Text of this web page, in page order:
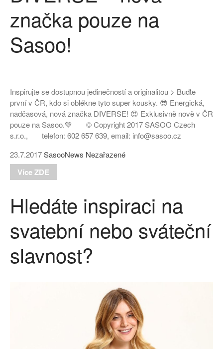
značka pouze na
Sasoo!
Inspirujte se dostupnou jedinečností a originalitou > Buďte
první v ČR, kdo si oblékne tyto super kousky. 😎 Energická,
nadčasová, nová značka DIVERSE! 😍 Exklusivně nově v ČR
pouze na Sasoo.💚 © Copyright 2017 SASOO Czech
s.r.o., telefon: 602 657 639, email: info@sasoo.cz
23.7.2017SasooNews Nezařazené
Více ZDE
Hledáte inspiraci na
svatební nebo sváteční
slavnost?